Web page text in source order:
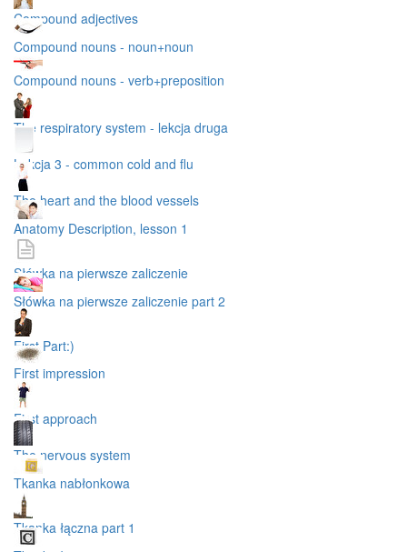
Compound adjectives
Compound nouns - noun+noun
Compound nouns - verb+preposition
The respiratory system - lekcja druga
Lekcja 3 - common cold and flu
The heart and the blood vessels
Anatomy Description, lesson 1
Słówka na pierwsze zaliczenie
Słówka na pierwsze zaliczenie part 2
First Part:)
First impression
First approach
The nervous system
Tkanka nabłonkowa
Tkanka łączna part 1